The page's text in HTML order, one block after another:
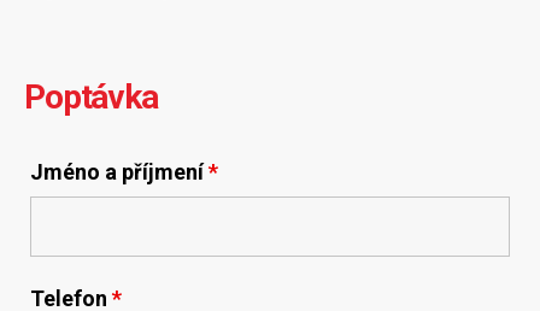
Poptávka
Jméno a příjmení*
Telefon *